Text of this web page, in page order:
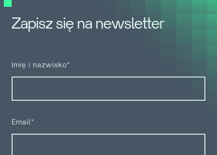
Zapisz się na newsletter
Imię i nazwisko*
Email*